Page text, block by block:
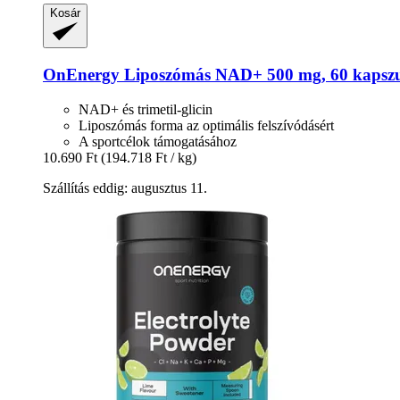
Kosár
OnEnergy Liposzómás NAD+ 500 mg, 60
NAD+ és trimetil-glicin
Liposzómás forma az optimális felszívódásért
A sportcélok támogatásához
10.690 Ft (194.718 Ft / kg)
Szállítás eddig: augusztus 11.